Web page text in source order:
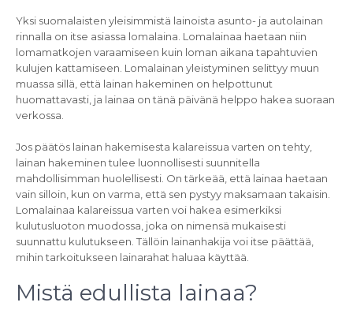
Yksi suomalaisten yleisimmistä lainoista asunto- ja autolainan
rinnalla on itse asiassa lomalaina. Lomalainaa haetaan niin
lomamatkojen varaamiseen kuin loman aikana tapahtuvien
kulujen kattamiseen. Lomalainan yleistyminen selittyy muun
muassa sillä, että lainan hakeminen on helpottunut
huomattavasti, ja lainaa on tänä päivänä helppo hakea suoraan
verkossa.
Jos päätös lainan hakemisesta kalareissua varten on tehty,
lainan hakeminen tulee luonnollisesti suunnitella
mahdollisimman huolellisesti. On tärkeää, että lainaa haetaan
vain silloin, kun on varma, että sen pystyy maksamaan takaisin.
Lomalainaa kalareissua varten voi hakea esimerkiksi
kulutusluoton muodossa, joka on nimensä mukaisesti
suunnattu kulutukseen. Tällöin lainanhakija voi itse päättää,
mihin tarkoitukseen lainarahat haluaa käyttää.
Mistä edullista lainaa?